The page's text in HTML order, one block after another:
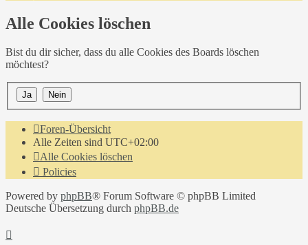
Alle Cookies löschen
Bist du dir sicher, dass du alle Cookies des Boards löschen
möchtest?
Foren-Übersicht
Alle Zeiten sind UTC+02:00
Alle Cookies löschen
Policies
Powered by phpBB® Forum Software © phpBB Limited
Deutsche Übersetzung durch phpBB.de